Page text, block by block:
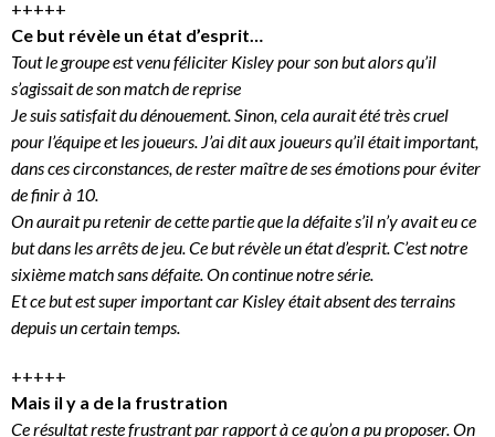
+++++
Ce but révèle un état d’esprit…
Tout le groupe est venu féliciter Kisley pour son but alors qu’il
s’agissait de son match de reprise
Je suis satisfait du dénouement. Sinon, cela aurait été très cruel
pour l’équipe et les joueurs. J’ai dit aux joueurs qu’il était important,
dans ces circonstances, de rester maître de ses émotions pour éviter
de finir à 10.
On aurait pu retenir de cette partie que la défaite s’il n’y avait eu ce
but dans les arrêts de jeu. Ce but révèle un état d’esprit. C’est notre
sixième match sans défaite. On continue notre série.
Et ce but est super important car Kisley était absent des terrains
depuis un certain temps.
+++++
Mais il y a de la frustration
Ce résultat reste frustrant par rapport à ce qu’on a pu proposer. On